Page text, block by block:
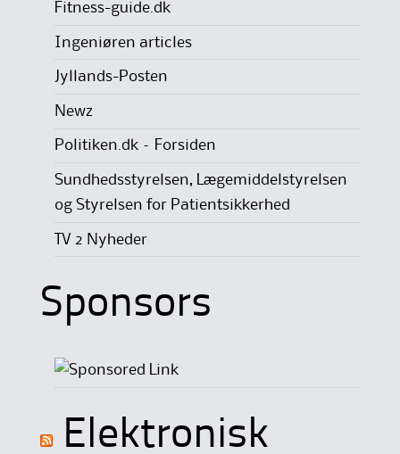
Fitness-guide.dk
Ingeniøren articles
Jyllands-Posten
Newz
Politiken.dk – Forsiden
Sundhedsstyrelsen, Lægemiddelstyrelsen
og Styrelsen for Patientsikkerhed
TV 2 Nyheder
Sponsors
Elektronisk